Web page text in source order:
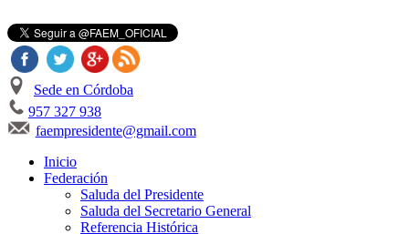
Sede en Córdoba
957 327 938
faempresidente@gmail.com
Inicio
Federación
Saluda del Presidente
Saluda del Secretario General
Referencia Histórica